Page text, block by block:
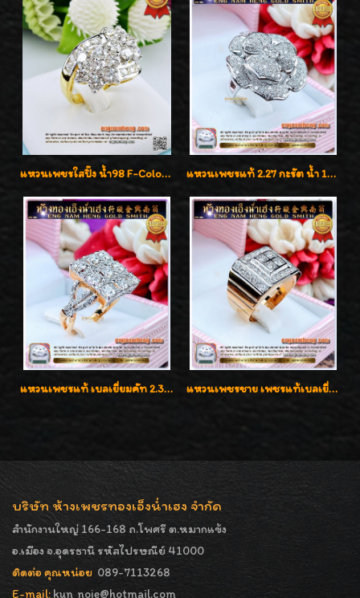
แหวนเพชรใสปิ๊ง น้ำ98 F-Color/VVS1 น้ำหนักเพชรรวม 2.56 กะรัต ใส่เต็มนิ้วเพชรเป็นน้ำเป็นเนื้อสวยมากๆค่ะ แหวนเพชรแท้ 2.27 กะรัต น้ำ 100% เบลเยี่ยมคัท ลวดลายดอกกุหลาบหรู
แหวนเพชรแท้ เบลเยี่ยมคัท 2.39 กะรัต น้ำ 98 F-Color/VVS ดีไซน์หน้ากว้างหรูเต็มนิ้ว แหวนเพชรชาย เพชรแท้เบลเยี่ยมคัท น้ำ100% D-Color/VVS 2.46 กะรัต
บริษัท ห้างเพชรทองเอ็งน่ำเฮง จำกัด
สำนักงานใหญ่ 166-168 ถ.โพศรี ต.หมากแข้ง
อ.เมือง จ.อุดรธานี รหัสไปรษณีย์ 41000
ติดต่อ คุณหน่อย 089-7113268
E-mail: kun_noie@hotmail.com